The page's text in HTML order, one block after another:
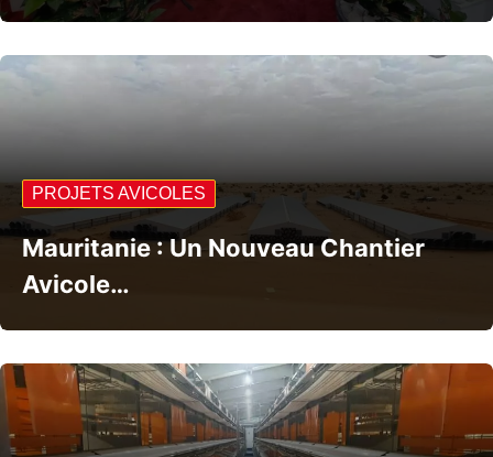
PROJETS AVICOLES
Mauritanie : Un Nouveau Chantier
Avicole…